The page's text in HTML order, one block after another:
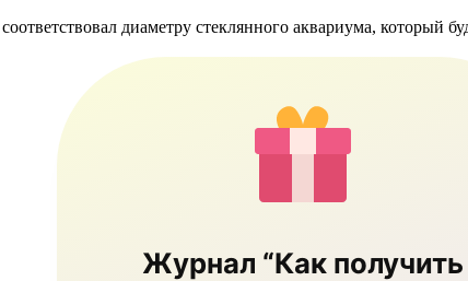
диаметру стеклянного аквариума, который
Журнал “Как получить